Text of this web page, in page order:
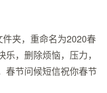
夹，重命名为2020春
，删除烦恼，压力，
春节问候短信祝你春节